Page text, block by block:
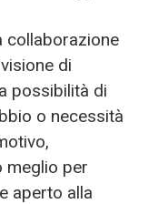
collaborazione
di
possibilità di
o necessità
meglio per
aperto alla